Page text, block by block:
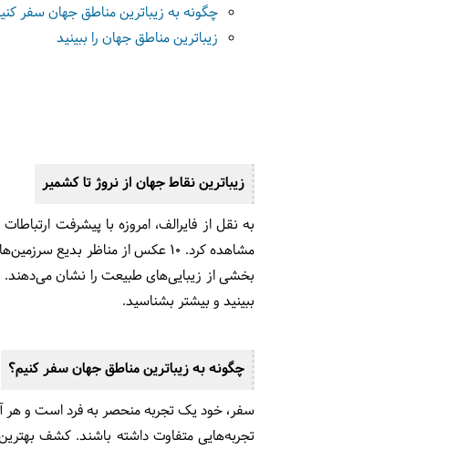
چگونه به زیباترین مناطق جهان سفر
زیباترین مناطق جهان را ببینید
زیباترین نقاط جهان از نروژ تا کشمیر
به نقل از فایرالف، امروزه با پیشرفت
مشاهده کرد. 10 عکس از مناظر
بخشی از زیبایی‌های طبیعت را نشان می‌دهند.
ببینید و بیشتر بشناسید.
چگونه به زیباترین مناطق جهان سفر کنیم؟
سفر، خود یک تجربه منحصر به فرد است و هر
تجربه‌هایی متفاوت داشته باشند. کشف